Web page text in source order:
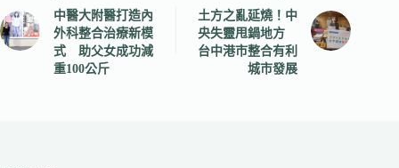
中醫大附醫打造內
外科整合治療新模
式 助父女成功減
重100公斤
土方之亂延燒！中
央失靈甩鍋地方
台中港市整合有利
城市發展